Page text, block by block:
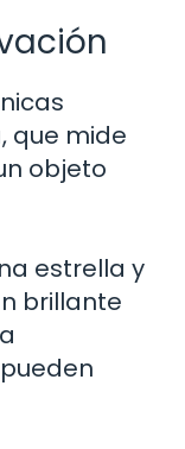
que mide
objeto
estrella y
brillante